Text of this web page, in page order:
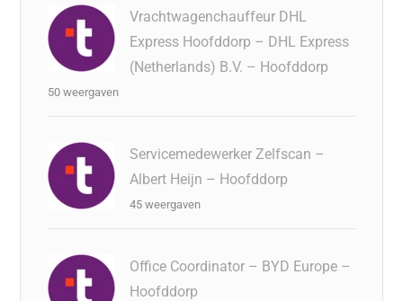
Vrachtwagenchauffeur DHL
Express Hoofddorp – DHL Express
(Netherlands) B.V. – Hoofddorp
50 weergaven
Servicemedewerker Zelfscan –
Albert Heijn – Hoofddorp
45 weergaven
Office Coordinator – BYD Europe –
Hoofddorp